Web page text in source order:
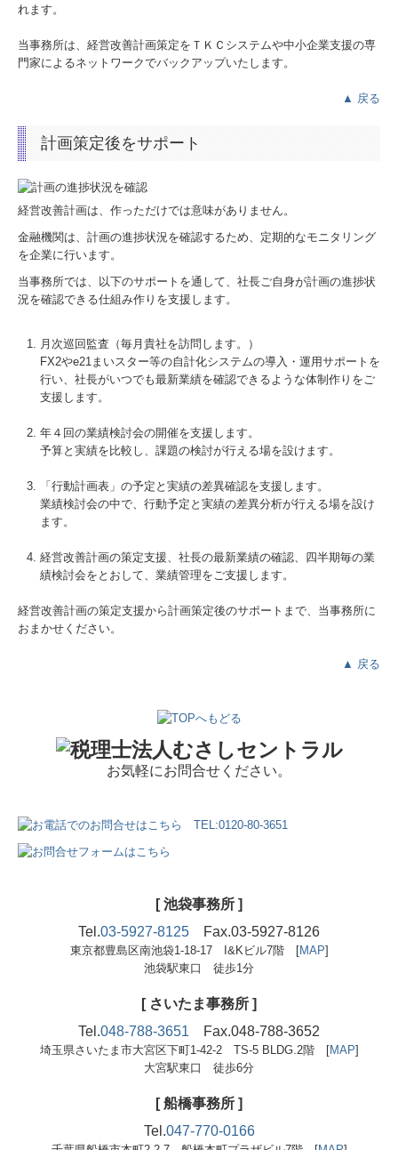
れます。
当事務所は、経営改善計画策定をＴＫＣシステムや中小企業支援の専
門家によるネットワークでバックアップいたします。
▲ 戻る
計画策定後をサポート
経営改善計画は、作っただけでは意味がありません。
金融機関は、計画の進捗状況を確認するため、定期的なモニタリング
を企業に行います。
当事務所では、以下のサポートを通して、社長ご自身が計画の進捗状
況を確認できる仕組み作りを支援します。
月次巡回監査（毎月貴社を訪問します。）
FX2やe21まいスター等の自計化システムの導入・運用サポートを
行い、社長がいつでも最新業績を確認できるような体制作りをご
支援します。
年４回の業績検討会の開催を支援します。
予算と実績を比較し、課題の検討が行える場を設けます。
「行動計画表」の予定と実績の差異確認を支援します。
業績検討会の中で、行動予定と実績の差異分析が行える場を設け
ます。
経営改善計画の策定支援、社長の最新業績の確認、四半期毎の業
績検討会をとおして、業績管理をご支援します。
経営改善計画の策定支援から計画策定後のサポートまで、当事務所に
おまかせください。
▲ 戻る
お気軽にお問合せください。
[ 池袋事務所 ]
Tel.03-5927-8125 Fax.03-5927-8126
東京都豊島区南池袋1-18-17 I&Kビル7階 [MAP]
池袋駅東口 徒歩1分
[ さいたま事務所 ]
Tel.048-788-3651 Fax.048-788-3652
埼玉県さいたま市大宮区下町1-42-2 TS-5 BLDG.2階[MAP]
大宮駅東口 徒歩6分
[船橋事務所 ]
Tel.047-770-0166